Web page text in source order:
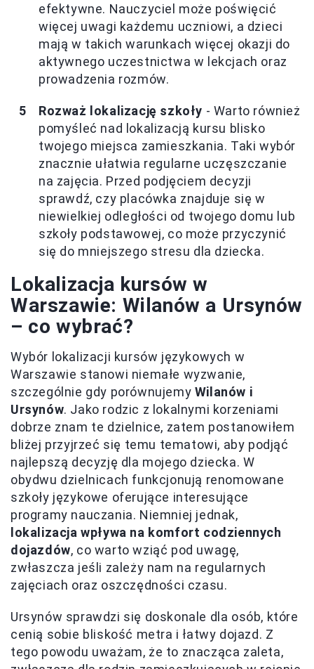
efektywne. Nauczyciel może poświęcić
więcej uwagi każdemu uczniowi, a dzieci
mają w takich warunkach więcej okazji do
aktywnego uczestnictwa w lekcjach oraz
prowadzenia rozmów.
Rozważ lokalizację szkoły - Warto również
pomyśleć nad lokalizacją kursu blisko
twojego miejsca zamieszkania. Taki wybór
znacznie ułatwia regularne uczęszczanie
na zajęcia. Przed podjęciem decyzji
sprawdź, czy placówka znajduje się w
niewielkiej odległości od twojego domu lub
szkoły podstawowej, co może przyczynić
się do mniejszego stresu dla dziecka.
Lokalizacja kursów w
Warszawie: Wilanów a Ursynów
– co wybrać?
Wybór lokalizacji kursów językowych w
Warszawie stanowi niemałe wyzwanie,
szczególnie gdy porównujemy Wilanów i
Ursynów. Jako rodzic z lokalnymi korzeniami
dobrze znam te dzielnice, zatem postanowiłem
bliżej przyjrzeć się temu tematowi, aby podjąć
najlepszą decyzję dla mojego dziecka. W
obydwu dzielnicach funkcjonują renomowane
szkoły językowe oferujące interesujące
programy nauczania. Niemniej jednak,
lokalizacja wpływa na komfort codziennych
dojazdów, co warto wziąć pod uwagę,
zwłaszcza jeśli zależy nam na regularnych
zajęciach oraz oszczędności czasu.
Ursynów sprawdzi się doskonale dla osób, które
cenią sobie bliskość metra i łatwy dojazd. Z
tego powodu uważam, że to znacząca zaleta,